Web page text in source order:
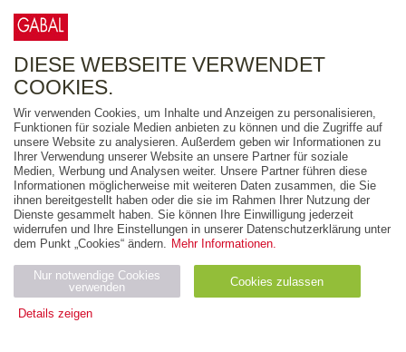
FREITEXT
AUSGABEART
AUS DER REIHE
ZUM THEMA
Neuerscheinung
Bestseller
PREIS
DIESE WEBSEITE VERWENDET
COOKIES.
Wir verwenden Cookies, um Inhalte und Anzeigen zu personalisieren,
Funktionen für soziale Medien anbieten zu können und die Zugriffe auf
unsere Website zu analysieren. Außerdem geben wir Informationen zu
Ihrer Verwendung unserer Website an unsere Partner für soziale
Medien, Werbung und Analysen weiter. Unsere Partner führen diese
Informationen möglicherweise mit weiteren Daten zusammen, die Sie
ihnen bereitgestellt haben oder die sie im Rahmen Ihrer Nutzung der
Dienste gesammelt haben. Sie können Ihre Einwilligung jederzeit
widerrufen und Ihre Einstellungen in unserer Datenschutzerklärung unter
dem Punkt „Cookies“ ändern. Mehr Informationen.
Nur notwendige Cookies
verwenden
Cookies zulassen
Details zeigen